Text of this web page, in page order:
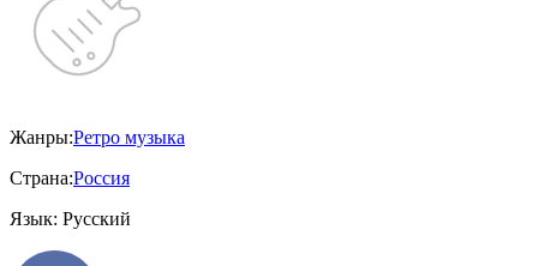
Жанры:Ретро музыка
Страна:Россия
Язык: Русский